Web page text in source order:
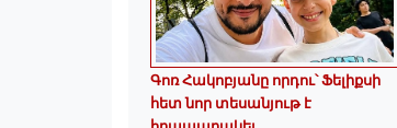
Գոռ Հակոբյանը որդու՝ Ֆելիքսի
հետ նոր տեսանյութ է